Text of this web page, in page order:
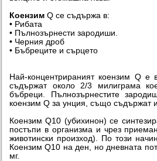
Коензим Q се съдържа в:
• Рибата
• Пълнозърнести зародиши.
• Черния дроб
• Бъбреците и сърцето
Най-концентрираният коензим Q е
съдържат около 2/3 милиграма
бъбреци. Пълнозърнестите
коензим Q за унция, също съдържат
Коензим Q10 (убихинон) се
постъпи в организма и чрез
животински произход). По този
Коензим Q10 на ден, но дневната
мг.